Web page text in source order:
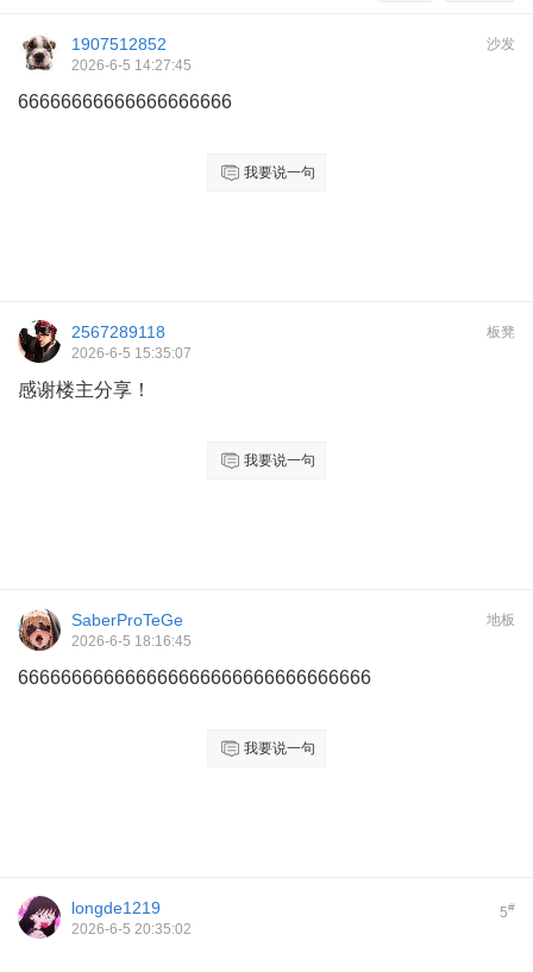
沙发
1907512852
2026-6-5 14:27:45
66666666666666666666
我要说一句
板凳
2567289118
2026-6-5 15:35:07
感谢楼主分享！
我要说一句
地板
SaberProTeGe
2026-6-5 18:16:45
666666666666666666666666666666666
我要说一句
5#
longde1219
2026-6-5 20:35:02